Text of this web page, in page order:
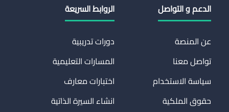
الدعم و التواصل
عن المنصة
تواصل معنا
سياسة الاستخدام
حقوق الملكية
الروابط السريعة
دورات تدريبية
المسارات التعليمية
اختبارات معارف
انشاء السيرة الذاتية